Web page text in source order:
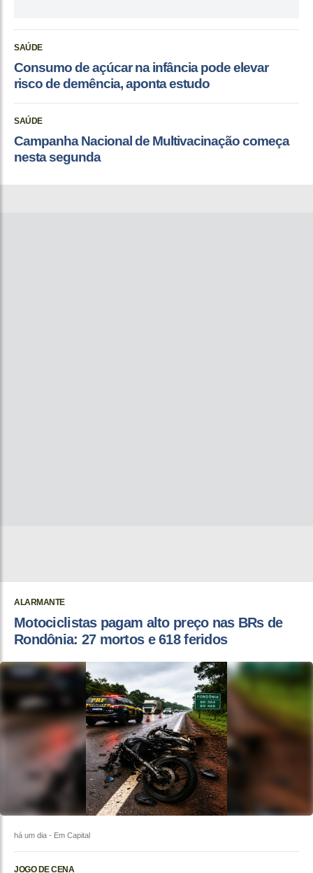
SAÚDE
Consumo de açúcar na infância pode elevar
risco de demência, aponta estudo
SAÚDE
Campanha Nacional de Multivacinação começa
nesta segunda
ALARMANTE
Motociclistas pagam alto preço nas BRs de
Rondônia: 27 mortos e 618 feridos
há um dia - Em Capital
JOGO DE CENA